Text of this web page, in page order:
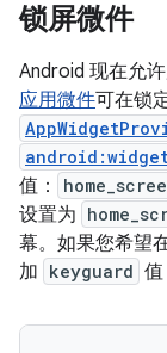
锁屏微件
Android 现在允
应用微件可在锁
值：
设置为
幕。如果您希望
加 keyguard 值